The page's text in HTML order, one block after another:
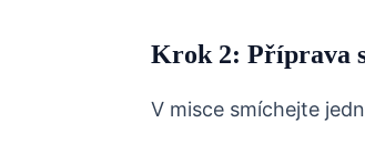
Krok 2: Příprava
V misce smíchejte